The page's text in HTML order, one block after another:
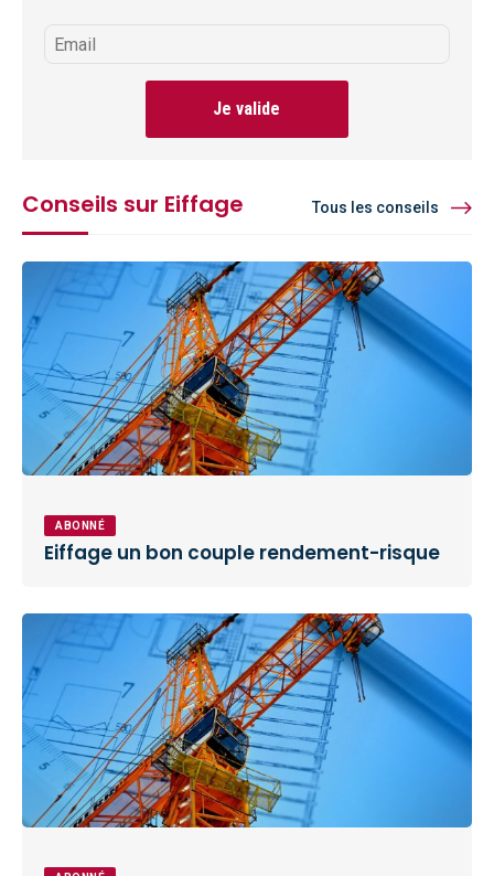
Je valide
Conseils sur Eiffage Tous les conseils
ABONNÉ
Eiffage un bon couple rendement-risque